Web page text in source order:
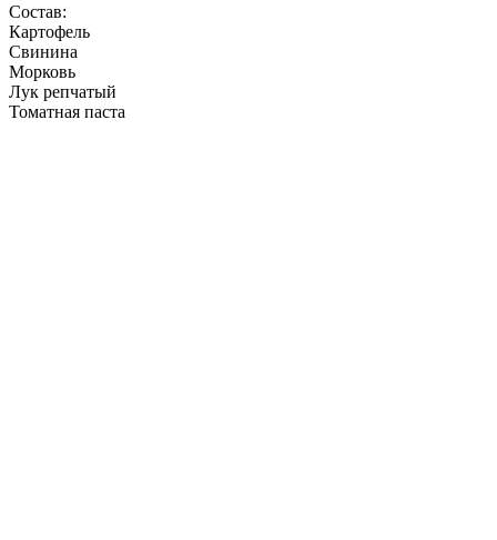
Состав:
Картофель
Свинина
Морковь
Лук репчатый
Томатная паста